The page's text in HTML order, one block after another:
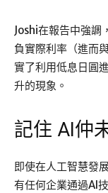
Joshi在報告中強調
負實際利率（進而
實了利用低息日圓
升的現象。
記住 AI仲
即使在人工智慧發
有任何企業通過AI